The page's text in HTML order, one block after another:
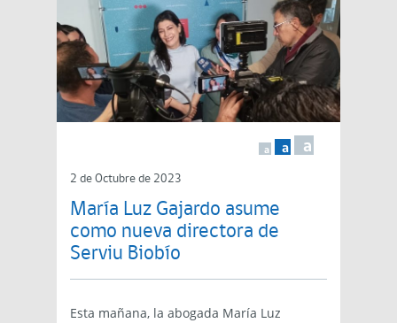
a a a
2 de Octubre de 2023
María Luz Gajardo asume
como nueva directora de
Serviu Biobío
Esta mañana, la abogada María Luz